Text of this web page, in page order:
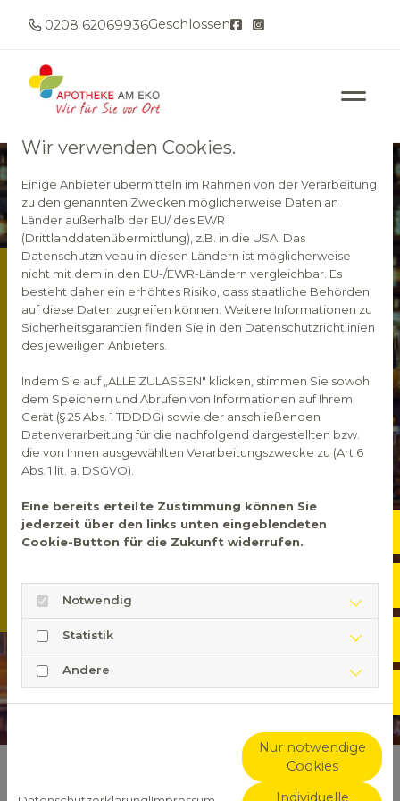
0208 62069936Geschlossen
Öffnungszeiten
Dienstag 08:00 - 18:30
Mittwoch 08:00 - 18:30
Donnerstag
Freitag 08:00 - 18:30
Samstag 09:00 - 13:00
Wir verwenden Cookies.
Einige Anbieter übermitteln im Rahmen von der Verarbeitung
zu den genannten Zwecken möglicherweise Daten an
Länder außerhalb der EU/ des EWR
(Drittlanddatenübermittlung), z.B. in die USA. Das
Datenschutzniveau in diesen Ländern ist möglicherweise
nicht mit dem in den EU-/EWR-Ländern vergleichbar. Es
besteht daher ein erhöhtes Risiko, dass staatliche Behörden
auf diese Daten zugreifen können. Weitere Informationen zu
Sicherheitsgarantien finden Sie in den Datenschutzrichtlinien
des jeweiligen Anbieters.
Indem Sie auf „ALLE ZULASSEN" klicken, stimmen Sie sowohl
dem Speichern und Abrufen von Informationen auf Ihrem
Gerät (§ 25 Abs. 1 TDDDG) sowie der anschließenden
Datenverarbeitung für die nachfolgend dargestellten bzw.
die von Ihnen ausgewählten Verarbeitungszwecke zu (Art 6
Abs. 1 lit. a. DSGVO).
Eine bereits erteilte Zustimmung können Sie
jederzeit über den links unten eingeblendeten
Cookie-Button für die Zukunft widerrufen.
Notwendig
Statistik
Andere
Nur notwendige
Cookies
Individuelle